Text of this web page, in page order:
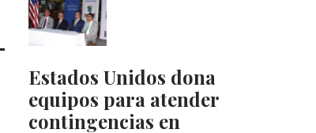
Estados Unidos dona
equipos para atender
contingencias en